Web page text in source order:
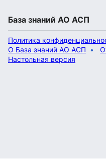
База знаний АО АСП
Политика
О База знаний АО АСП
Настольная версия